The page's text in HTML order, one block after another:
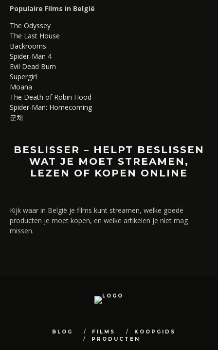
Populaire Films in België
The Odyssey
The Last House
Backrooms
Spider-Man 4
Evil Dead Burn
Supergirl
Moana
The Death of Robin Hood
Spider-Man: Homecoming
군체
BESLISSER – HELPT BESLISSEN
WAT JE MOET STREAMEN,
LEZEN OF KOPEN ONLINE
Kijk waar in België je films kunt streamen, welke goede
producten je moet kopen, en welke artikelen je niet mag
missen.
BLOG FILMS
KOOPGIDS
PRODUCTEN